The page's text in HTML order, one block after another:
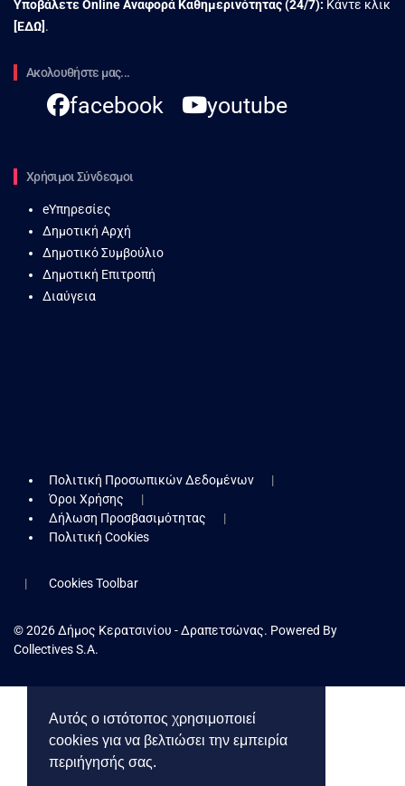
Υποβάλετε Online Αναφορά Kαθημερινότητας (24/7): Κάντε κλικ
[ΕΔΩ] .
Ακολουθήστε μας...
facebook youtube
Χρήσιμοι Σύνδεσμοι
eΥπηρεσίες
Δημοτική Αρχή
Δημοτικό Συμβούλιο
Δημοτική Επιτροπή
Διαύγεια
Πολιτική Προσωπικών Δεδομένων
Όροι Χρήσης
Δήλωση Προσβασιμότητας
Πολιτική Cookies
Cookies Toolbar
© 2026 Δήμος Κερατσινίου - Δραπετσώνας. Powered By
Collectives S.A.
Αυτός ο ιστότοπος χρησιμοποιεί
cookies για να βελτιώσει την εμπειρία
περιήγησής σας.